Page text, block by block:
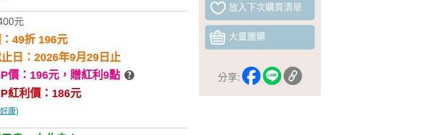
放入下次購買清單
大量團購
分享:
元
49折 196元
日：2026年9月29日止
價：196元， 贈紅利9點
紅利價：186元
康)